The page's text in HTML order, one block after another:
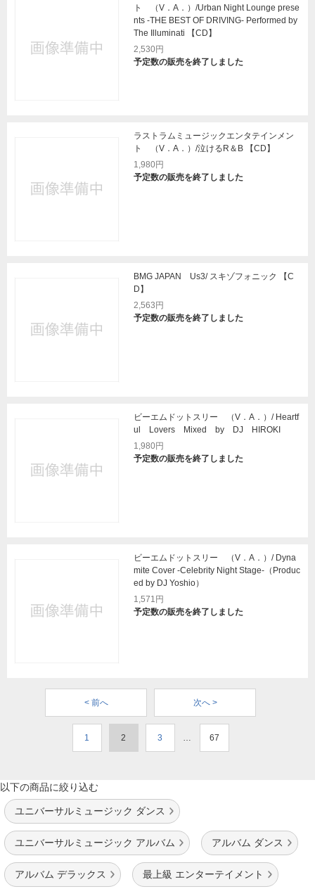
ト （V．A．）/Urban Night Lounge prese
nts -THE BEST OF DRIVING- Performed by
The Illuminati 【CD】
2,530円
予定数の販売を終了しました
ラストラムミュージックエンタテインメン
ト （V．A．）/泣けるR＆B 【CD】
1,980円
予定数の販売を終了しました
BMG JAPAN Us3/ スキゾフォニック 【C
D】
2,563円
予定数の販売を終了しました
ビーエムドットスリー （V．A．）/ Heartf
ul Lovers Mixed by DJ HIROKI
1,980円
予定数の販売を終了しました
ビーエムドットスリー （V．A．）/ Dyna
mite Cover -Celebrity Night Stage-（Produc
ed by DJ Yoshio）
1,571円
予定数の販売を終了しました
< 前へ 次へ >
1 2 3 … 67
以下の商品に絞り込む
ユニバーサルミュージック ダンス
ユニバーサルミュージック アルバム アルバム ダンス
アルバム デラックス 最上級 エンターテイメント